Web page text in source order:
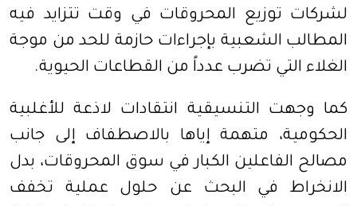
لشركات توزيع المحروقات في وقت تتزايد فيه
المطالب الشعبية بإجراءات حازمة للحد من موجة
الغلاء التي تضرب عدداً من القطاعات الحيوية.
كما وجهت التنسيقية انتقادات لاذعة للأغلبية
الحكومية، متهمة إياها بالاصطفاف إلى جانب
مصالح الفاعلين الكبار في سوق المحروقات، بدل
الانخراط في البحث عن حلول عملية تخفف